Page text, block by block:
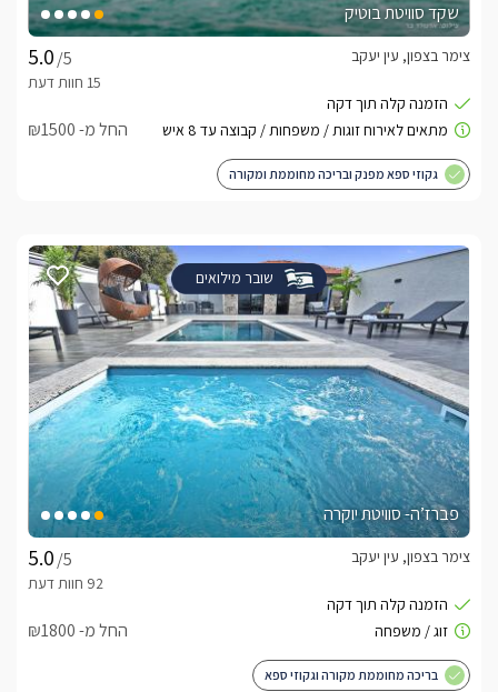
שקד סוויטת בוטיק
/5
צימר בצפון, עין יעקב
החל מ- ₪1500
גקוזי ספא מפנק ובריכה מחוממת ומקורה
שובר מילואים
פברז’ה- סוויטת יוקרה
/5
צימר בצפון, עין יעקב
החל מ- ₪1800
בריכה מחוממת מקורה וגקוזי ספא